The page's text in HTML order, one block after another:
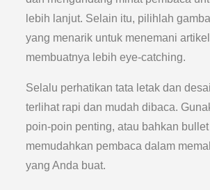
lebih lanjut. Selain itu, pilihlah
yang menarik untuk menemani
membuatnya lebih eye-catching.
Selalu perhatikan tata letak dan
terlihat rapi dan mudah dibaca.
poin-poin penting, atau bahkan
memudahkan pembaca dalam
yang Anda buat.